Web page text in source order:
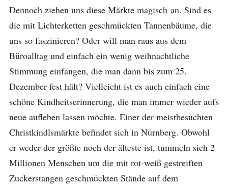
Dennoch ziehen uns diese Märkte magisch an. Sind es
die mit Lichterketten geschmückten Tannenbäume, die
uns so faszinieren? Oder will man raus aus dem
Büroalltag und einfach ein wenig weihnachtliche
Stimmung einfangen, die man dann bis zum 25.
Dezember fest hält? Vielleicht ist es auch einfach eine
schöne Kindheitserinnerung, die man immer wieder aufs
neue aufleben lassen möchte. Einer der meistbesuchten
Christkindlsmärkte befindet sich in Nürnberg. Obwohl
er weder der größte noch der älteste ist, tummeln sich 2
Millionen Menschen um die mit rot-weiß gestreiften
Zuckerstangen geschmückten Stände auf dem